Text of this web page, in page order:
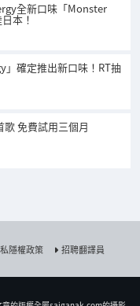
全新口味「Monster
本！
確定推出新口味！RT抽
歌 免費試用三個月
私隱權政策 招聘翻譯員